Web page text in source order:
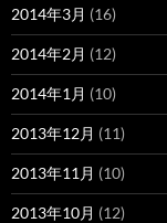
2014年3月 (16)
2014年2月 (12)
2014年1月 (10)
2013年12月 (11)
2013年11月 (10)
2013年10月 (12)